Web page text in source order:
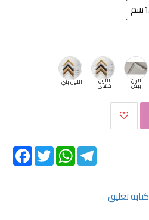
كتابة تعليق
اللون
ابيض
اللون
خشبي اللون بني
Twitter
WhatsAppTelegram